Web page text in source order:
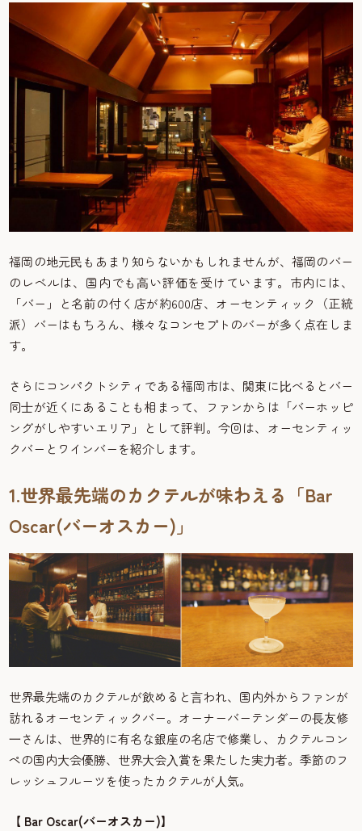
福岡の地元⺠もあまり知らないかもしれませんが、福岡のバー
のレベルは、国内でも⾼い評価を受けています。市内には、
「バー」と名前の付く店が約600店、オーセンティック（正統
派）バーはもちろん、様々なコンセプトのバーが多く点在しま
す。
さらにコンパクトシティである福岡市は、関東に⽐べるとバー
同⼠が近くにあることも相まって、ファンからは「バーホッピ
ングがしやすいエリア」として評判。今回は、オーセンティッ
クバーとワインバーを紹介します。
1.世界最先端のカクテルが味わえる「Bar
Oscar(バーオスカー)」
世界最先端のカクテルが飲めると⾔われ、国内外からファンが
訪れるオーセンティックバー。オーナーバーテンダーの⻑友修
⼀さんは、世界的に有名な銀座の名店で修業し、カクテルコン
ペの国内⼤会優勝、世界⼤会⼊賞を果たした実⼒者。季節のフ
レッシュフルーツを使ったカクテルが⼈気。
【 Bar Oscar(バーオスカー)】